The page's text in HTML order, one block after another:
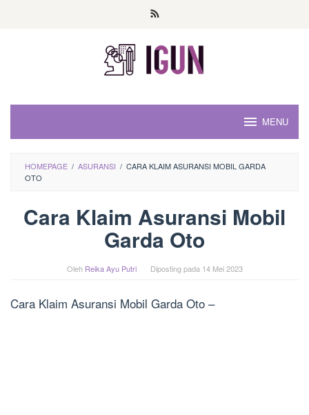
MENU
HOMEPAGE / ASURANSI / CARA KLAIM ASURANSI MOBIL GARDA
OTO
Cara Klaim Asuransi Mobil
Garda Oto
Oleh Reika Ayu Putri Diposting pada 14 Mei 2023
Cara Klaim Asuransi Mobil Garda Oto –